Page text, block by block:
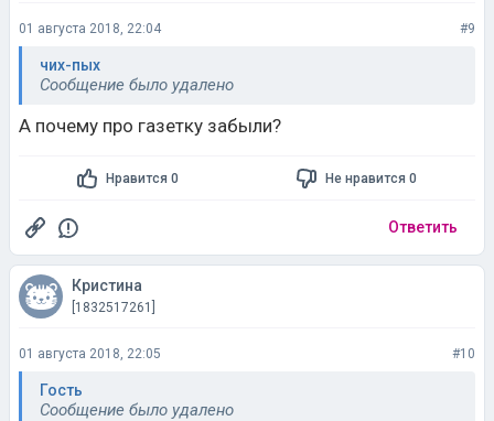
01 августа 2018, 22:04 #9
чих-пых
Сообщение было удалено
А почему про газетку забыли?
Нравится 0 Не нравится 0
Ответить
Кристина
[1832517261]
01 августа 2018, 22:05 #10
Гость
Сообщение было удалено